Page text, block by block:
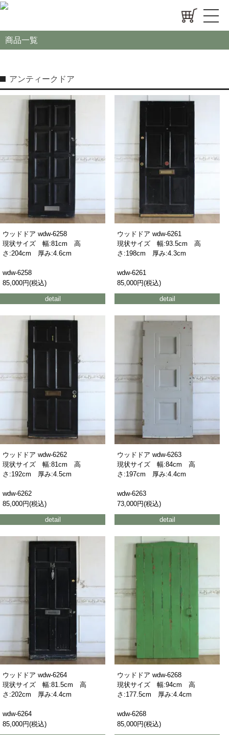
商品一覧
アンティークドア
ウッドドア wdw-6258
現状サイズ 幅:81cm 高
さ:204cm 厚み:4.6cm
wdw-6258
85,000円(税込)
detail
ウッドドア wdw-6261
現状サイズ 幅:93.5cm 高
さ:198cm 厚み:4.3cm
wdw-6261
85,000円(税込)
detail
ウッドドア wdw-6262
現状サイズ 幅:81cm 高
さ:192cm 厚み:4.5cm
wdw-6262
85,000円(税込)
detail
ウッドドア wdw-6263
現状サイズ 幅:84cm 高
さ:197cm 厚み:4.4cm
wdw-6263
73,000円(税込)
detail
ウッドドア wdw-6264
現状サイズ 幅:81.5cm 高
さ:202cm 厚み:4.4cm
wdw-6264
85,000円(税込)
ウッドドア wdw-6268
現状サイズ 幅:94cm 高
さ:177.5cm 厚み:4.4cm
wdw-6268
85,000円(税込)